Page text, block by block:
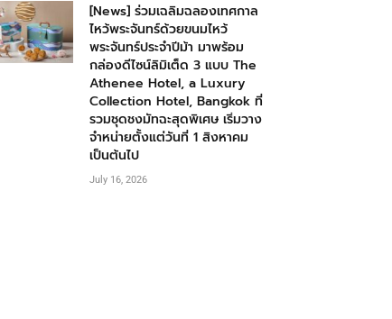
[News] ร่วมเฉลิมฉลองเทศกาล
ไหว้พระจันทร์ด้วยขนมไหว้
พระจันทร์ประจำปีม้า มาพร้อม
กล่องดีไซน์ลิมิเต็ด 3 แบบ The
Athenee Hotel, a Luxury
Collection Hotel, Bangkok ที่
รวมชุดชงมัทฉะสุดพิเศษ เริ่มวาง
จำหน่ายตั้งแต่วันที่ 1 สิงหาคม
เป็นต้นไป
July 16, 2026